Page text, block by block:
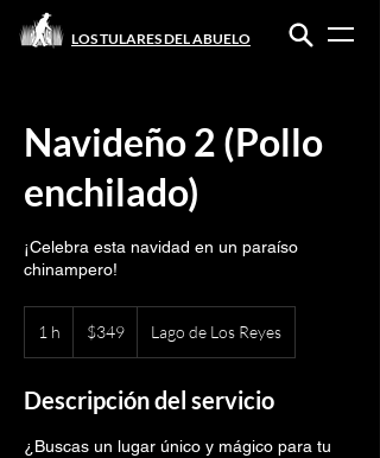
LOS TULARES DEL ABUELO
Navideño 2 (Pollo
enchilado)
¡Celebra esta navidad en un paraíso
chinampero!
1 h
pesos
mexicanos
$349 Lago de Los Reyes
Descripción del servicio
¿Buscas un lugar único y mágico para tu